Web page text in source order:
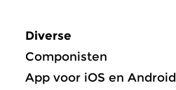
Diverse
Componisten
App voor iOS en Android